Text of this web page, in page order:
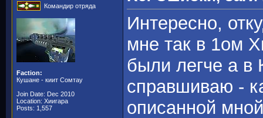
Командир отряда
Faction:
Кушане - киит Сомтау
Join Date: Dec 2010
Location: Хиигара
Posts: 1,557
Интересно,
мне так в 1ом
были легче а в
справшиваю -
описанной